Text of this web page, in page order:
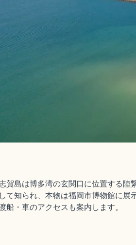
賀島は博多湾の玄関口に位置する陸
して知られ、本物は福岡市博物館に
船・車のアクセスも案内します。